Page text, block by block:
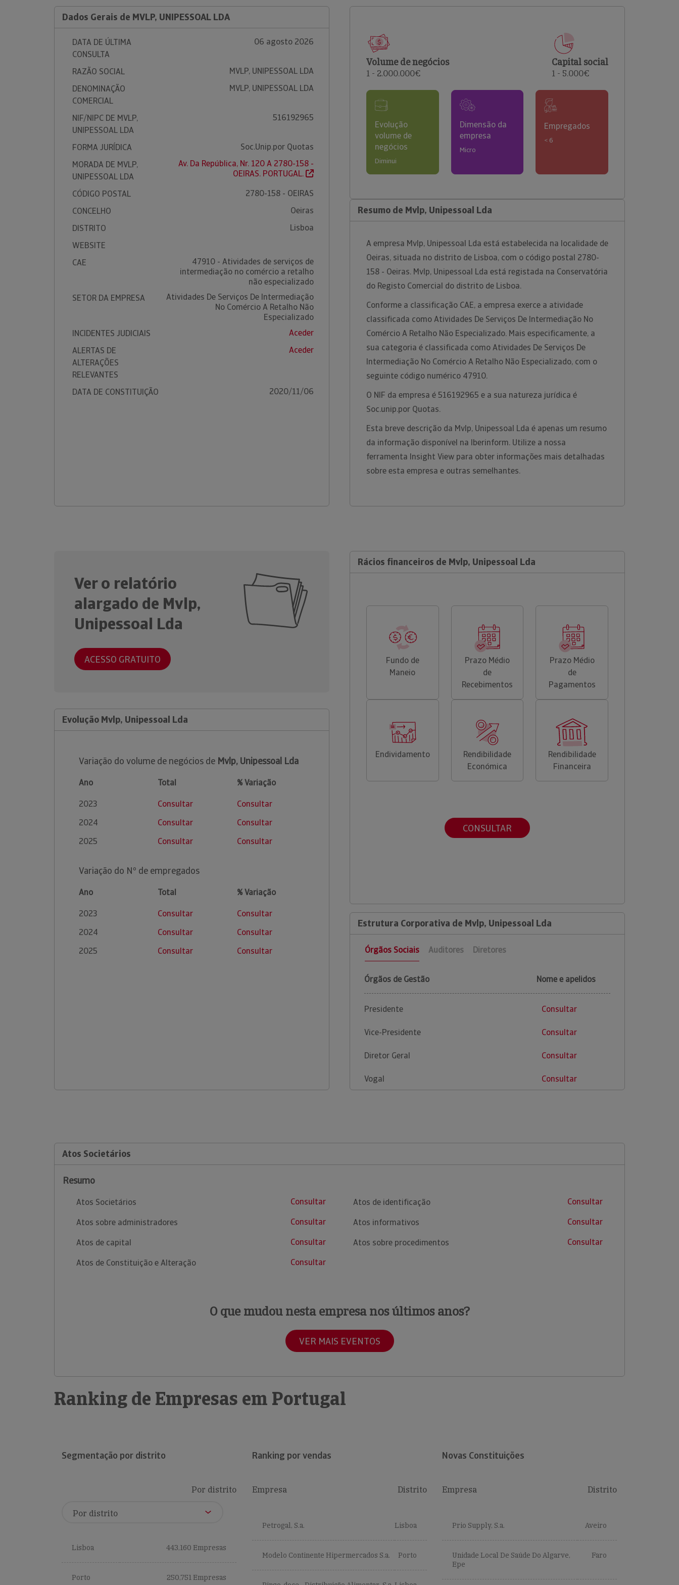
comerciais e analisar o risco de incumprimento dos
Dados Gerais de MVLP, UNIPESSOAL LDA
DATA DE ÚLTIMA
CONSULTA
06 agosto 2026
RAZÃO SOCIAL
MVLP, UNIPESSOAL LDA
DENOMINAÇÃO
COMERCIAL
MVLP, UNIPESSOAL LDA
NIF/NIPC DE MVLP,
UNIPESSOAL LDA
516192965
FORMA JURÍDICA
Soc.Unip.por Quotas
MORADA DE MVLP,
UNIPESSOAL LDA
Av. Da República, Nr. 120 A 2780-158 -
OEIRAS. PORTUGAL.
CÓDIGO POSTAL
2780-158 - OEIRAS
CONCELHO
Oeiras
DISTRITO
Lisboa
WEBSITE
CAE
47910 - Atividades de serviços de
intermediação no comércio a retalho
não especializado
SETOR DA EMPRESA
Atividades De Serviços De Intermediação
No Comércio A Retalho Não
Especializado
INCIDENTES JUDICIAIS
Aceder
ALERTAS DE
ALTERAÇÕES
RELEVANTES
Aceder
DATA DE CONSTITUIÇÃO 2020/11/06
Volume de negócios
1 - 2.000.000€
Capital social
1 - 5.000€
Evolução
volume de
negócios
Diminui
Dimensão da
empresa
Micro
Empregados
< 6
Resumo de Mvlp, Unipessoal Lda
A empresa Mvlp, Unipessoal Lda está estabelecida na localidade de
Oeiras, situada no distrito de Lisboa, com o código postal 2780-
158 - Oeiras. Mvlp, Unipessoal Lda está registada na Conservatória
do Registo Comercial do distrito de Lisboa.
Conforme a classificação CAE, a empresa exerce a atividade
classificada como Atividades De Serviços De Intermediação No
Comércio A Retalho Não Especializado. Mais especificamente, a
sua categoria é classificada como Atividades De Serviços De
Intermediação No Comércio A Retalho Não Especializado, com o
seguinte código numérico 47910.
O NIF da empresa é 516192965 e a sua natureza jurídica é
Soc.unip.por Quotas.
Esta breve descrição da Mvlp, Unipessoal Lda é apenas um resumo
da informação disponível na Iberinform. Utilize a nossa
ferramenta Insight View para obter informações mais detalhadas
sobre esta empresa e outras semelhantes.
Ver o relatório
alargado de Mvlp,
Unipessoal Lda
ACESSO GRATUITO
Evolução Mvlp, Unipessoal Lda
Variação do volume de negócios de Mvlp, Unipessoal Lda
Ano Total
% Variação
2023
Consultar
Consultar
2024
Consultar
Consultar
2025
Consultar Consultar
Variação do Nº de empregados
Ano Total
% Variação
2023
Consultar
Consultar
2024
Consultar
Consultar
2025
Consultar Consultar
Rácios financeiros de Mvlp, Unipessoal Lda
Fundo de
Maneio
Prazo Médio
de
Recebimentos
Prazo Médio
de
Pagamentos
Endividamento
Rendibilidade
Económica
Rendibilidade
Financeira
CONSULTAR
Estrutura Corporativa de Mvlp, Unipessoal Lda
Órgãos Sociais Auditores Diretores
Órgãos de Gestão Nome e apelidos
Presidente Consultar
Vice-Presidente Consultar
Diretor Geral Consultar
Vogal Consultar
Atos Societários
Resumo
Atos Societários
Consultar
Atos sobre administradores
Consultar
Atos de capital
Consultar
Atos de Constituição e Alteração
Consultar
Atos de identificação
Consultar
Atos informativos
Consultar
Atos sobre procedimentos
Consultar
O que mudou nesta empresa nos últimos anos?
VER MAIS EVENTOS
Ranking de Empresas em Portugal
Segmentação por distrito
Por distrito
Lisboa 443,160 Empresas
Porto 250,751 Empresas
Ranking por vendas
Empresa Distrito
Petrogal, S.a. Lisboa
Modelo Continente Hipermercados S.a. Porto
Novas Constituições
Empresa Distrito
Prio Supply, S.a. Aveiro
Unidade Local De Saúde Do Algarve,
Epe
Faro